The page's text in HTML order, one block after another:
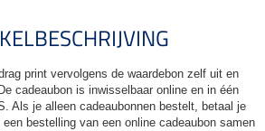
print vervolgens de waardebon zelf uit en
cadeaubon is inwisselbaar online en in één
Als je alleen cadeaubonnen bestelt, betaal je
een bestelling van een online cadeaubon samen